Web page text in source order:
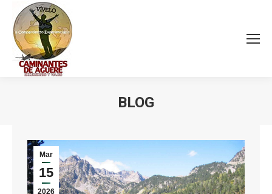
BLOG
Mar
15
2026